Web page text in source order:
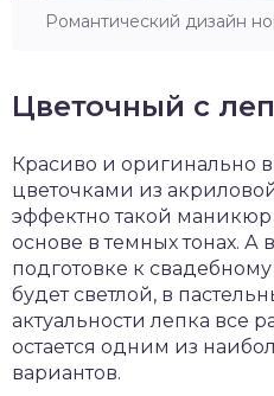
Романтический дизайн
Цветочный с
Красиво и оригинально
цветочками из
эффектно такой маникюр
основе в темных тонах. А
подготовке к свадебному
будет светлой, в
актуальности лепка все
остается одним из
вариантов.